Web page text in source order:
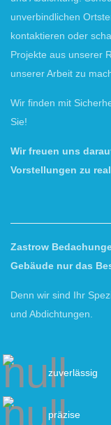
unverbindlichen
kontaktieren oder
Projekte aus unserer
unserer Arbeit zu
Wir finden mit
Sie!
Wir freuen uns
Vorstellungen zu
Zastrow
Gebäude nur das
Denn wir sind Ihr
und Abdichtungen.
zuverlässig
präzise